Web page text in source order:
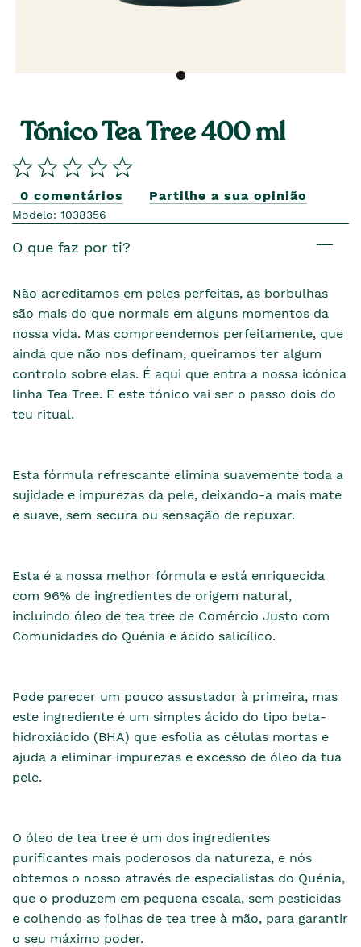
Tónico Tea Tree 400 ml
0 comentários Partilhe a sua opinião
Modelo: 1038356
O que faz por ti?
Não acreditamos em peles perfeitas, as borbulhas
são mais do que normais em alguns momentos da
nossa vida. Mas compreendemos perfeitamente, que
ainda que não nos definam, queiramos ter algum
controlo sobre elas. É aqui que entra a nossa icónica
linha Tea Tree. E este tónico vai ser o passo dois do
teu ritual.
Esta fórmula refrescante elimina suavemente toda a
sujidade e impurezas da pele, deixando-a mais mate
e suave, sem secura ou sensação de repuxar.
Esta é a nossa melhor fórmula e está enriquecida
com 96% de ingredientes de origem natural,
incluindo óleo de tea tree de Comércio Justo com
Comunidades do Quénia e ácido salicílico.
Pode parecer um pouco assustador à primeira, mas
este ingrediente é um simples ácido do tipo beta-
hidroxiácido (BHA) que esfolia as células mortas e
ajuda a eliminar impurezas e excesso de óleo da tua
pele.
O óleo de tea tree é um dos ingredientes
purificantes mais poderosos da natureza, e nós
obtemos o nosso através de especialistas do Quénia,
que o produzem em pequena escala, sem pesticidas
e colhendo as folhas de tea tree à mão, para garantir
o seu máximo poder.